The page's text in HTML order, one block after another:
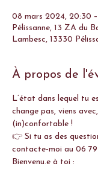
08 mars 2024, 20:30
Pélissanne, 13 ZA du
Lambesc, 13330
À propos de
L’état dans lequel tu
change pas, viens
(in)confortable !
👉 Si tu as des
contacte-moi au 06
Bienvenu.e à toi :